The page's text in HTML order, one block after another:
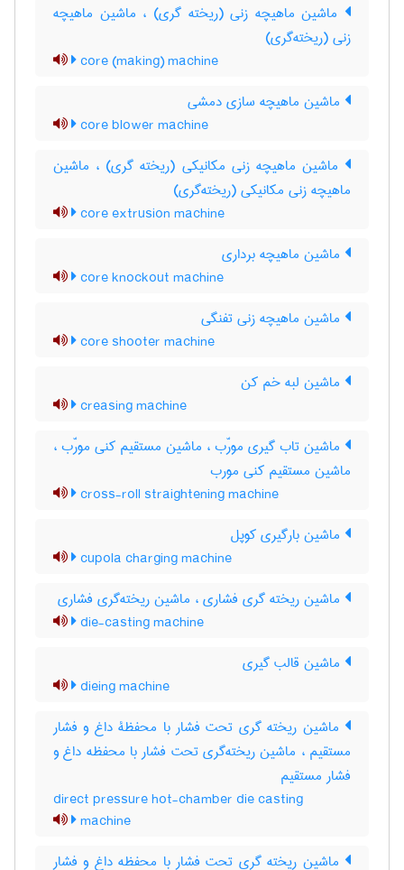
ماشین ماهیچه زنی (ریخته گری) ، ماشین ماهیچه
زنی (ریخته‌گری)
core (making) machine
ماشین ماهیچه سازی دمشی
core blower machine
ماشین ماهیچه زنی مکانیکی (ریخته گری) ، ماشین
ماهیچه زنی مکانیکی (ریخته‌گری)
core extrusion machine
ماشین ماهیچه برداری
core knockout machine
ماشین ماهیچه زنی تفنگی
core shooter machine
ماشین لبه خم کن
creasing machine
ماشین تاب گیری مورّب ، ماشین مستقیم کنی مورّب ،
ماشین مستقیم کنی مورب
cross-roll straightening machine
ماشین بارگیری کوپل
cupola charging machine
ماشین ریخته گری فشاری ، ماشین ریخته‌گری فشاری
die-casting machine
ماشین قالب گیری
dieing machine
ماشین ریخته گری تحت فشار با محفظۀ داغ و فشار
مستقیم ، ماشین ریخته‌گری تحت فشار با محفظه داغ و
فشار مستقیم
direct pressure hot-chamber die casting
machine
ماشین ریخته گری تحت فشار با محفظه داغ و فشار